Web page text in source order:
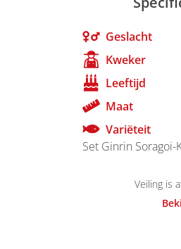
Geslacht
Kweker
Leeftijd
Maat
Variëteit
Set Ginrin Soragoi-
Veiling is